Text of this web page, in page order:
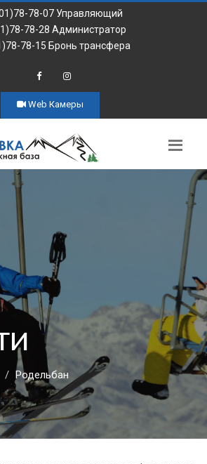
78-07 Управляющий
78-28 Администратор
78-15 Бронь трансфера
Web Камеры
Родельбан